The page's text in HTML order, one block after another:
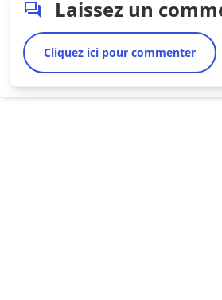
Laissez un
Cliquez ici pour commenter